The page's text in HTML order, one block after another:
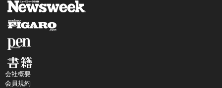
会社概要
会員規約